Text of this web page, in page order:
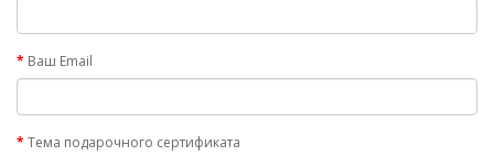
Ваш Email
Тема подарочного сертификата